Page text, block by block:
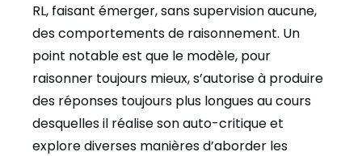
RL, faisant émerger, sans supervision aucune,
des comportements de raisonnement. Un
point notable est que le modèle, pour
raisonner toujours mieux, s’autorise à produire
des réponses toujours plus longues au cours
desquelles il réalise son auto-critique et
explore diverses manières d’aborder les